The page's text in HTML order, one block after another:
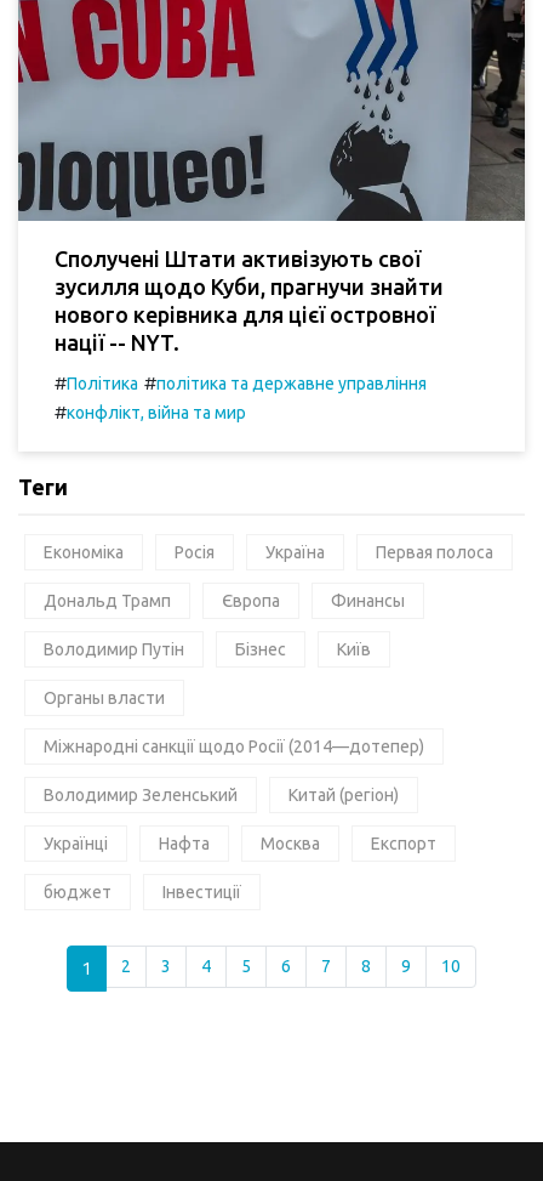
Сполучені Штати активізують свої
зусилля щодо Куби, прагнучи знайти
нового керівника для цієї островної
нації -- NYT.
#Політика #політика та державне управління
#конфлікт, війна та мир
Теги
Економіка Росія Україна Первая полоса
Дональд Трамп Європа Финансы
Володимир Путін Бізнес Київ
Органы власти
Міжнародні санкції щодо Росії (2014—дотепер)
Володимир Зеленський Китай (регіон)
Українці Нафта Москва Експорт
бюджет Інвестиції
1 2 3 4 5 6 7 8 9 10